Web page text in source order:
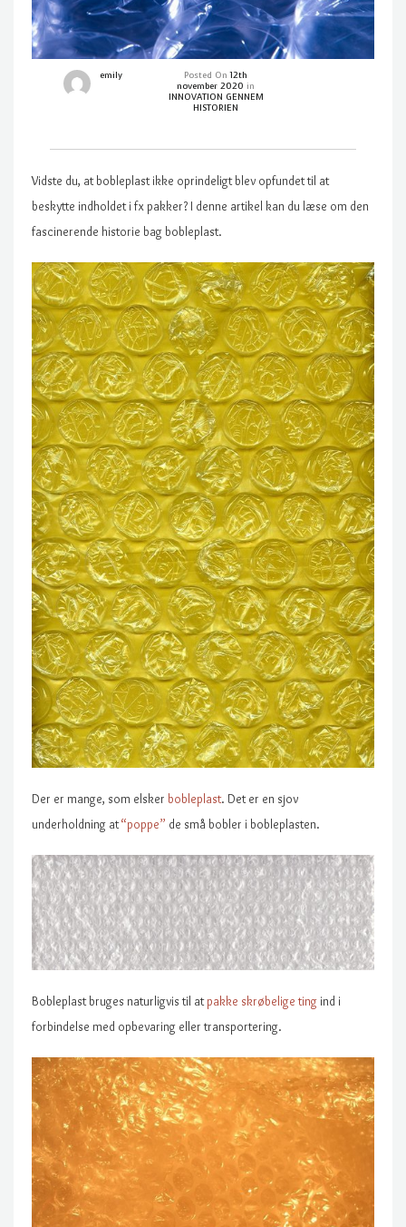
emily Posted On12th
november 2020 in
INNOVATION GENNEM
HISTORIEN
Vidste du, at bobleplast ikke oprindeligt blev opfundet til at
beskytte indholdet i fx pakker? I denne artikel kan du læse om den
fascinerende historie bag bobleplast.
Der er mange, som elsker bobleplast. Det er en sjov
underholdning at“poppe” de små bobler i bobleplasten.
Bobleplast bruges naturligvis til atpakke skrøbelige ting ind i
forbindelse med opbevaring eller transportering.